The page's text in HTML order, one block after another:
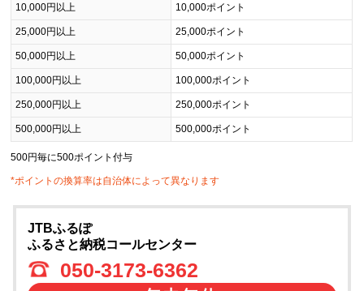
10,000円以上 10,000ポイント
25,000円以上 25,000ポイント
50,000円以上 50,000ポイント
100,000円以上 100,000ポイント
250,000円以上 250,000ポイント
500,000円以上 500,000ポイント
500円毎に500ポイント付与
*ポイントの換算率は自治体によって異なります
JTBふるぽ
ふるさと納税コールセンター
050-3173-6362